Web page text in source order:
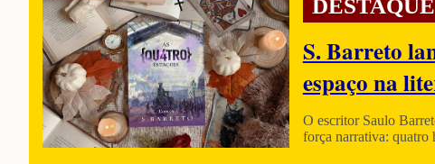
DESTAQUE
S. Barreto
espaço na
O escritor Saulo
força narrativa: quatro